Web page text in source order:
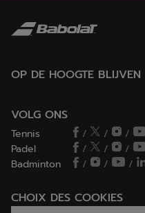
OP DE HOOGTE BLIJVEN
VOLG ONS
Tennis / / /
Padel
/ / /
Badminton
/ / /
CHOIX DES COOKIES